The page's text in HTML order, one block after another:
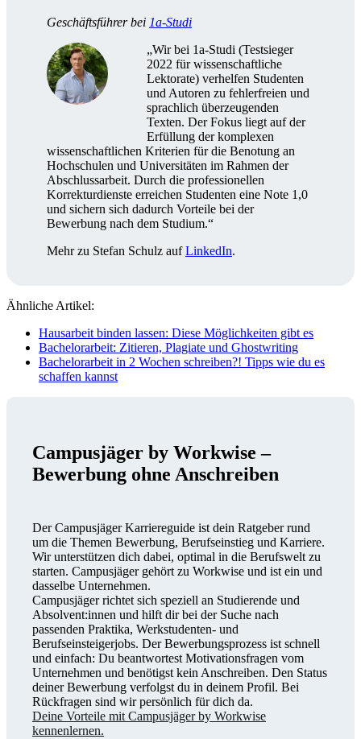
Geschäftsführer bei 1a-Studi
„Wir bei 1a-Studi (Testsieger
2022 für wissenschaftliche
Lektorate) verhelfen Studenten
und Autoren zu fehlerfreien und
sprachlich überzeugenden
Texten. Der Fokus liegt auf der
Erfüllung der komplexen
wissenschaftlichen Kriterien für die Benotung an
Hochschulen und Universitäten im Rahmen der
Abschlussarbeit. Durch die professionellen
Korrekturdienste erreichen Studenten eine Note 1,0
und sichern sich dadurch Vorteile bei der
Bewerbung nach dem Studium.“
Mehr zu Stefan Schulz aufLinkedIn.
Ähnliche Artikel:
Hausarbeit binden lassen: Diese Möglichkeiten gibt es
Bachelorarbeit: Zitieren, Plagiate und Ghostwriting
Bachelorarbeit in 2 Wochen schreiben?! Tipps wie du es
schaffen kannst
Campusjäger by Workwise –
Bewerbung ohne Anschreiben
Der Campusjäger Karriereguide ist dein Ratgeber rund
um die Themen Bewerbung, Berufseinstieg und Karriere.
Wir unterstützen dich dabei, optimal in die Berufswelt zu
starten. Campusjäger gehört zu Workwise und ist ein und
dasselbe Unternehmen.
Campusjäger richtet sich speziell an Studierende und
Absolvent:innen und hilft dir bei der Suche nach
passenden Praktika, Werkstudenten- und
Berufseinsteigerjobs. Der Bewerbungsprozess ist schnell
und einfach: Du beantwortest Motivationsfragen vom
Unternehmen und benötigst kein Anschreiben. Den Status
deiner Bewerbung verfolgst du in deinem Profil. Bei
Rückfragen sind wir persönlich für dich da.
Deine Vorteile mit Campusjäger by Workwise
kennenlernen.